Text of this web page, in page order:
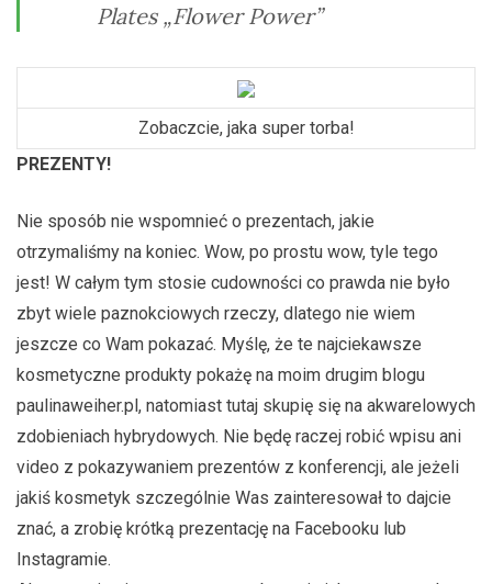
Plates „Flower Power”
Zobaczcie, jaka super torba!
PREZENTY!
Nie sposób nie wspomnieć o prezentach, jakie
otrzymaliśmy na koniec. Wow, po prostu wow, tyle tego
jest! W całym tym stosie cudowności co prawda nie było
zbyt wiele paznokciowych rzeczy, dlatego nie wiem
jeszcze co Wam pokazać. Myślę, że te najciekawsze
kosmetyczne produkty pokażę na moim drugim blogu
paulinaweiher.pl, natomiast tutaj skupię się na akwarelowych
zdobieniach hybrydowych. Nie będę raczej robić wpisu ani
video z pokazywaniem prezentów z konferencji, ale jeżeli
jakiś kosmetyk szczególnie Was zainteresował to dajcie
znać, a zrobię krótką prezentację na Facebooku lub
Instagramie.